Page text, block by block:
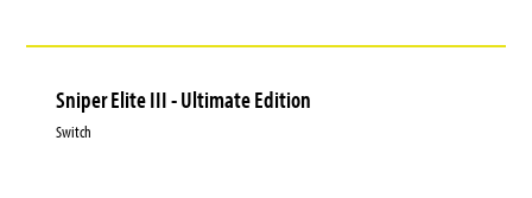
Sniper Elite III - Ultimate Edition
Switch